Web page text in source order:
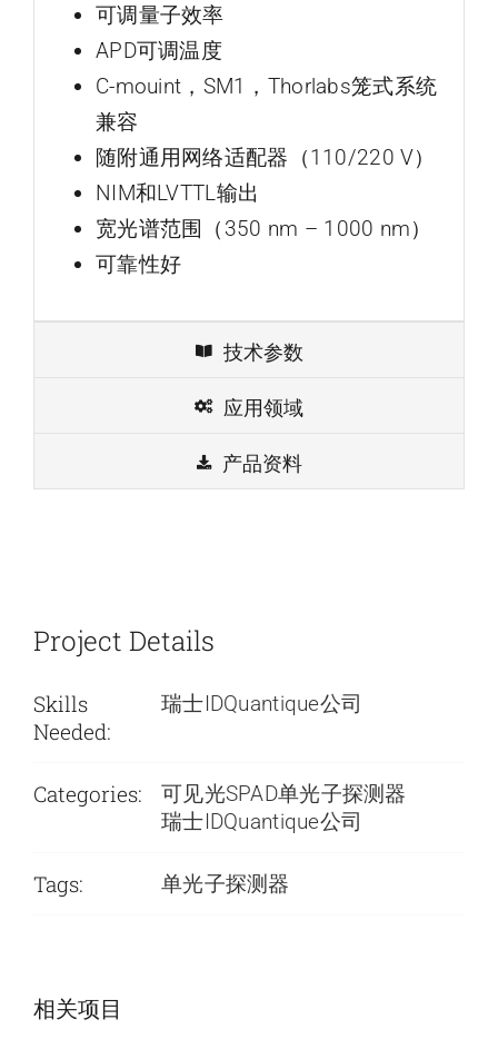
可调量子效率
APD可调温度
C-mouint，SM1，Thorlabs笼式系统
兼容
随附通用网络适配器（110/220 V）
NIM和LVTTL输出
宽光谱范围（350 nm – 1000 nm）
可靠性好
技术参数
应用领域
产品资料
Project Details
Skills
Needed:
瑞士IDQuantique公司
Categories:
可见光SPAD单光子探测器
瑞士IDQuantique公司
Tags: 单光子探测器
相关项目
ULN近红外单光